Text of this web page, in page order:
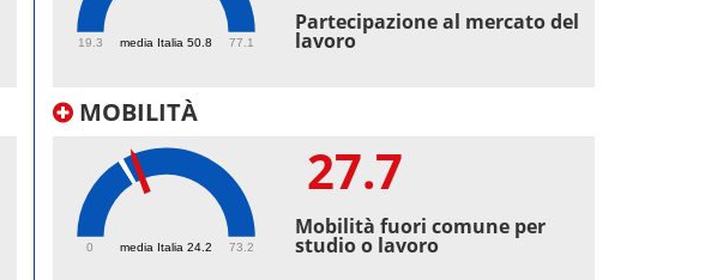
media Italia 50.8
19.3 77.1
Partecipazione al mercato del
lavoro
MOBILITÀ
media Italia 24.2
0 73.2
27.7
Mobilità fuori comune per
studio o lavoro